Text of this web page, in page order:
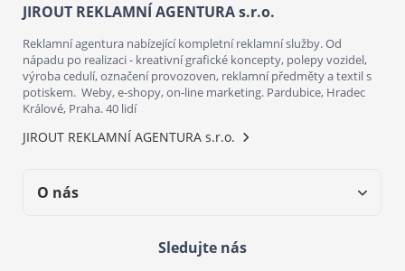
JIROUT REKLAMNÍ AGENTURA s.r.o.
Reklamní agentura nabízející kompletní reklamní služby. Od
nápadu po realizaci - kreativní grafické koncepty, polepy vozidel,
výroba cedulí, označení provozoven, reklamní předměty a textil s
potiskem. Weby, e-shopy, on-line marketing. Pardubice, Hradec
Králové, Praha. 40 lidí
JIROUT REKLAMNÍ AGENTURA s.r.o.
O nás
Sledujte nás